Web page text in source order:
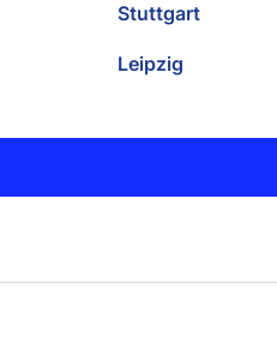
Stuttgart
Leipzig